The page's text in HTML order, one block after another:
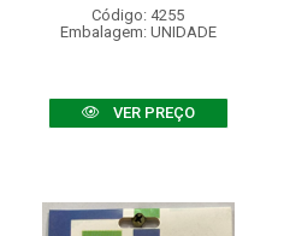
Código: 4255
Embalagem: UNIDADE
VER PREÇO